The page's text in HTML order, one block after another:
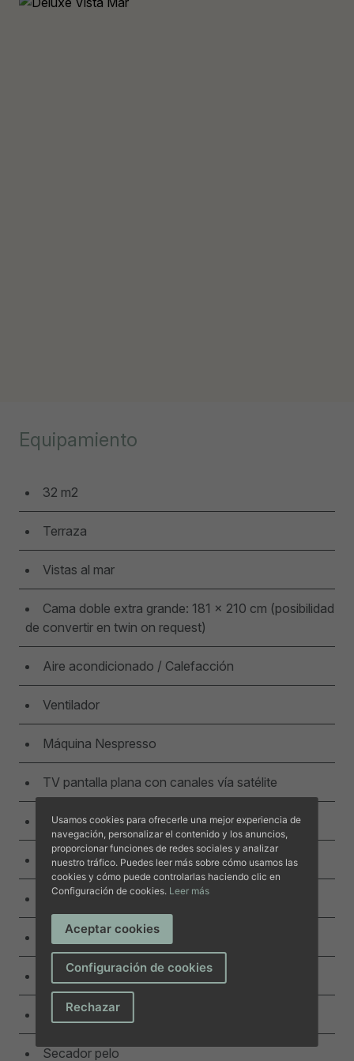
Equipamiento
32 m2
Terraza
Vistas al mar
Cama doble extra grande: 181 x 210 cm (posibilidad
de convertir en twin on request)
Aire acondicionado / Calefacción
Ventilador
Máquina Nespresso
TV pantalla plana con canales vía satélite
Insonorización
Escritorio
Minibar
Caja seguridad
Baño privado con ducha
Secador pelo
Usamos cookies para ofrecerle una mejor experiencia de
navegación, personalizar el contenido y los anuncios,
proporcionar funciones de redes sociales y analizar
nuestro tráfico. Puedes leer más sobre cómo usamos las
cookies y cómo puede controlarlas haciendo clic en
Configuración de cookies. Leer más
Aceptar cookies
Configuración de cookies
Rechazar